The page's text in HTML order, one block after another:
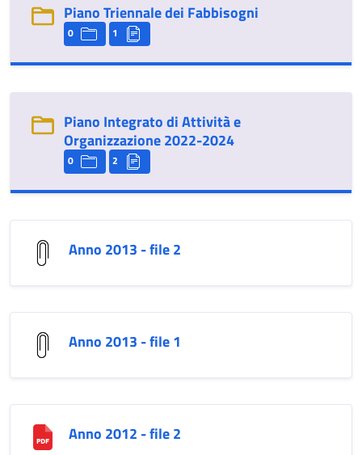
Piano Triennale dei Fabbisogni
0 1
Piano Integrato di Attività e
Organizzazione 2022-2024
0 2
Anno 2013 - file 2
Anno 2013 - file 1
Anno 2012 - file 2